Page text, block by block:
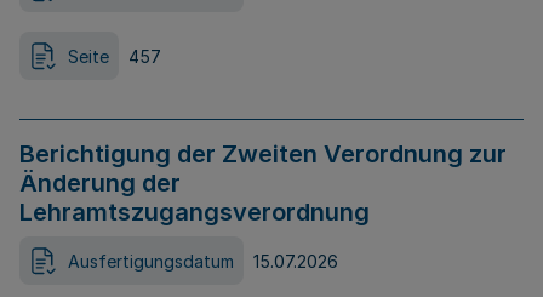
Seite 457
Berichtigung der Zweiten Verordnung zur
Änderung der
Lehramtszugangsverordnung
Ausfertigungsdatum 15.07.2026